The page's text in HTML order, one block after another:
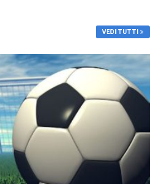
VEDI TUTTI